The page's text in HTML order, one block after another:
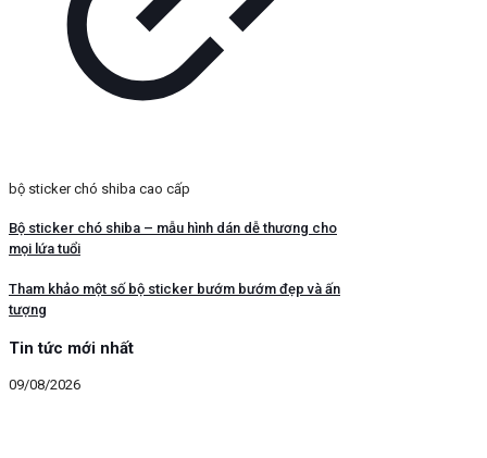
bộ sticker chó shiba cao cấp
Bộ sticker chó shiba – mẫu hình dán dễ thương cho
mọi lứa tuổi
Tham khảo một số bộ sticker bướm bướm đẹp và ấn
tượng
Tin tức mới nhất
09/08/2026